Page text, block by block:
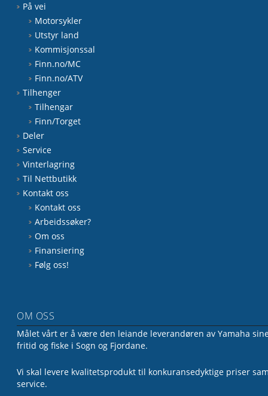
På vei
Motorsykler
Utstyr land
Kommisjonssal
Finn.no/MC
Finn.no/ATV
Tilhenger
Tilhengar
Finn/Torget
Deler
Service
Vinterlagring
Til Nettbutikk
Kontakt oss
Kontakt oss
Arbeidssøker?
Om oss
Finansiering
Følg oss!
OM OSS
Målet vårt er å være den leiande leverandøren av Yamaha
fritid og fiske i Sogn og Fjordane.
Vi skal levere kvalitetsprodukt til konkuransedyktige priser
service.